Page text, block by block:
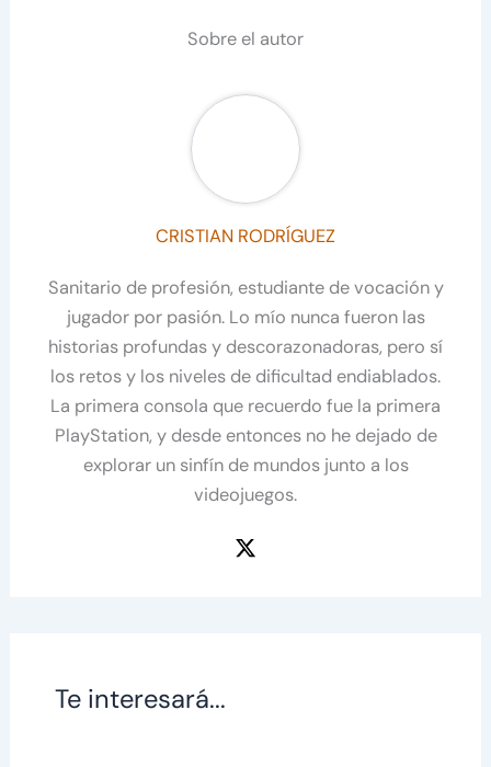
Sobre el autor
CRISTIAN RODRÍGUEZ
Sanitario de profesión, estudiante de vocación y
jugador por pasión. Lo mío nunca fueron las
historias profundas y descorazonadoras, pero sí
los retos y los niveles de dificultad endiablados.
La primera consola que recuerdo fue la primera
PlayStation, y desde entonces no he dejado de
explorar un sinfín de mundos junto a los
videojuegos.
Te interesará...